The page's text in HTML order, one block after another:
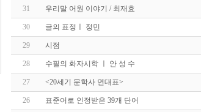
31 우리말 어원 이야기 / 최재효
30 글의 표정ㅣ 정민
29 시점
28 수필의 화자시학 ㅣ 안 성 수
27 <20세기 문학사 연대표>
26 표준어로 인정받은 39개 단어